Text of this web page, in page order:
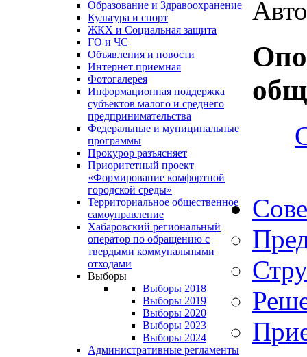
Образование и Здравоохранение
Культура и спорт
ЖКХ и Социальная защита
ГО и ЧС
Объявления и новости
Интернет приемная
Фотогалерея
Информационная поддержка
субъектов малого и среднего
предпринимательства
Федеральные и муниципальные
программы
Прокурор разъясняет
Приоритетный проект
«Формирование комфортной
городской среды»
Территориальное общественное
самоуправление
Хабаровский региональный
оператор по обращению с
твердыми коммунальными
отходами
Выборы
Выборы 2018
Выборы 2019
Выборы 2020
Выборы 2023
Выборы 2024
Административные регламенты